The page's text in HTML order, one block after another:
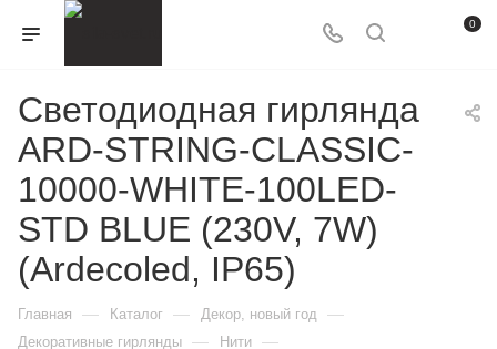
0
Светодиодная гирлянда
ARD-STRING-CLASSIC-
10000-WHITE-100LED-
STD BLUE (230V, 7W)
(Ardecoled, IP65)
Главная — Каталог — Декор, новый год —
Декоративные гирлянды — Нити —